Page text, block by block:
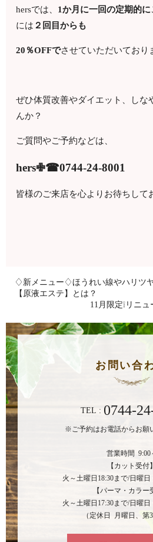
hersでは、 1か月に一回の定期的に
には ２回目からも
20％OFFでさせていただいてお
ぜひ体質改善やダイエット、しな
んか？
ご質問やご予約などは、
hers✙☎0744-24-8001
皆様のご来店を心よりお待ちして
♢新メニュー♢ほうれい線やハリツ
【原液エステ】とは？
11月限定❕リニ
お問い合
TEL : 0744-
※ご予約はお電話からお願
営業時間 9:00
【カット受付】
火～土曜日18:30まで/日曜日
【パーマ・カラー
火～土曜日17:30まで/日曜日
（定休日 月曜日、第3